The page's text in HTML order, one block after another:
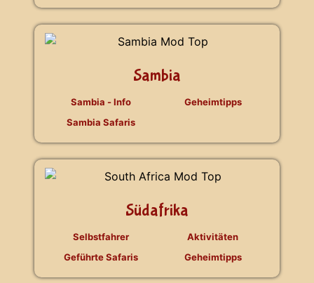
Sambia
Sambia - Info
Sambia Safaris
Geheimtipps
Südafrika
Selbstfahrer
Geführte Safaris
Aktivitäten
Geheimtipps